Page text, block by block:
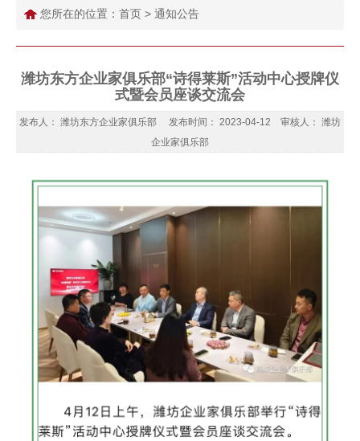
您所在的位置： 首页 > 通知公告
潍坊东方企业家俱乐部“诗得莱斯”活动中心授牌仪
式暨会员座谈交流会
发布人： 潍坊东方企业家俱乐部 发布时间： 2023-04-12 审核人： 潍坊
企业家俱乐部